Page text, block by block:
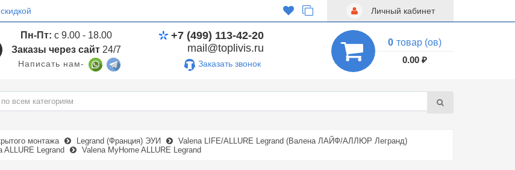
Личный кабинет
Пн-Пт: с 9.00 - 18.00
Заказы через сайт 24/7
Написать нам-
+7 (499) 113-42-20
mail@toplivis.ru
Заказать звонок
0 товар (ов)
0.00 ₽
монтажа Legrand (Франция) ЭУИ
Valena LIFE/ALLURE Legrand (Валена ЛАЙФ/АЛЛЮР Легранд)
ALLURE Legrand Valena MyHome ALLURE Legrand